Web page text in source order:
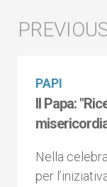
PAPI
Il Papa:
Nella
per